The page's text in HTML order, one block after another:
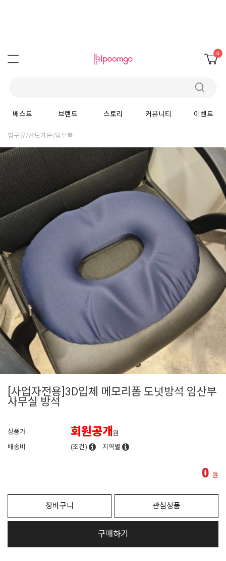
0
베스트 브랜드 스토리 커뮤니티 이벤트
침구류/산모가운/임부복
[사업자전용]3D입체 메모리폼 도넛방석 임산부
사무실 방석
상품가 회원공개원
배송비
(조건) 지역별
0 원
장바구니 관심상품
구매하기